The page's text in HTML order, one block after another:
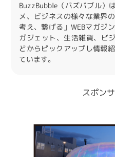
BuzzBubble（バズバブル）
メ、ビジネスの様々な業界
考え、繋げる」WEBマガジ
ガジェット、生活雑貨、ビ
どからピックアップし情報
ています。
スポン